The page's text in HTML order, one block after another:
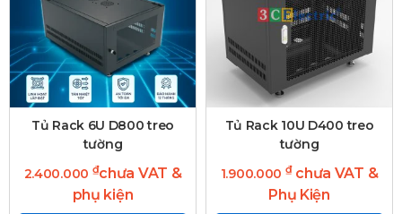
Tủ Rack 6U D800 treo
tường
2.400.000 ₫chưa VAT &
phụ kiện
Tủ Rack 10U D400 treo
tường
1.900.000 ₫chưa VAT &
Phụ Kiện